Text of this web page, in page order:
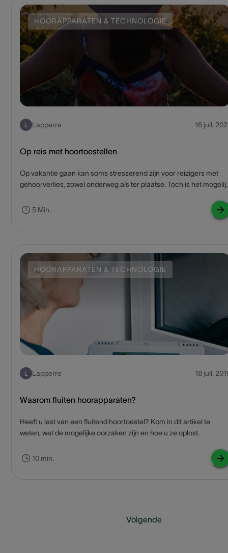
maat van je kind, is de boodschap.
HOORAPPARATEN & TECHNOLOGIE
L Lapperre 16 juil.
Op reis met hoortoestellen
Op vakantie gaan kan soms stresserend zijn voor reizigers met
gehoorverlies, zowel onderweg als ter plaatse. Toch is het
wanneer je ze op voorhand incalculeert en je er de nodige
voorbereidingen voor treft. Heb je binnenkort een reisje gepland
ondersteunen, zodat je met volle teugen en zonder zorgen kan
genieten!
5 Min.
HOORAPPARATEN & TECHNOLOGIE
L Lapperre 18 juil.
Waarom fluiten hoorapparaten?
Heeft u last van een fluitend hoortoestel? Kom in dit artikel te
weten, wat de mogelijke oorzaken zijn en hoe u ze oplost.
10 min.
Volgende